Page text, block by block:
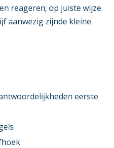
reageren; op juiste wijze
aanwezig zijnde kleine
eerste